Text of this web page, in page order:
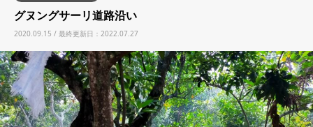
グヌングサーリ道路沿い
2020.09.15 / 最終更新日：2022.07.27